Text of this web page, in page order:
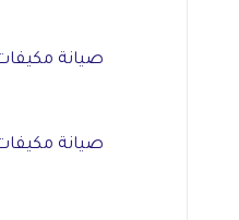
صيانة
صيانة